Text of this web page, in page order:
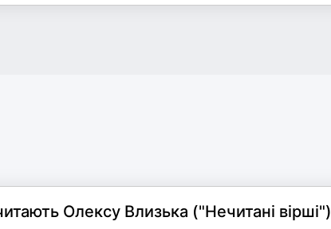
Олексу Влизька ("Нечитані вірші")